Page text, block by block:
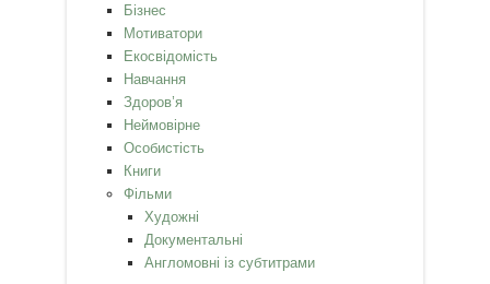
Бізнес
Мотиватори
Екосвідомість
Навчання
Здоров’я
Неймовірне
Особистість
Книги
Фільми
Художні
Документальні
Англомовні із субтитрами